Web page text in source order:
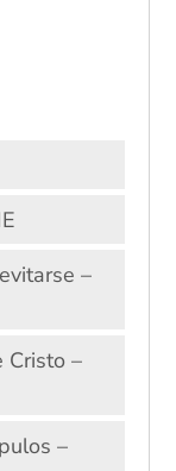
–
Cristo –
–